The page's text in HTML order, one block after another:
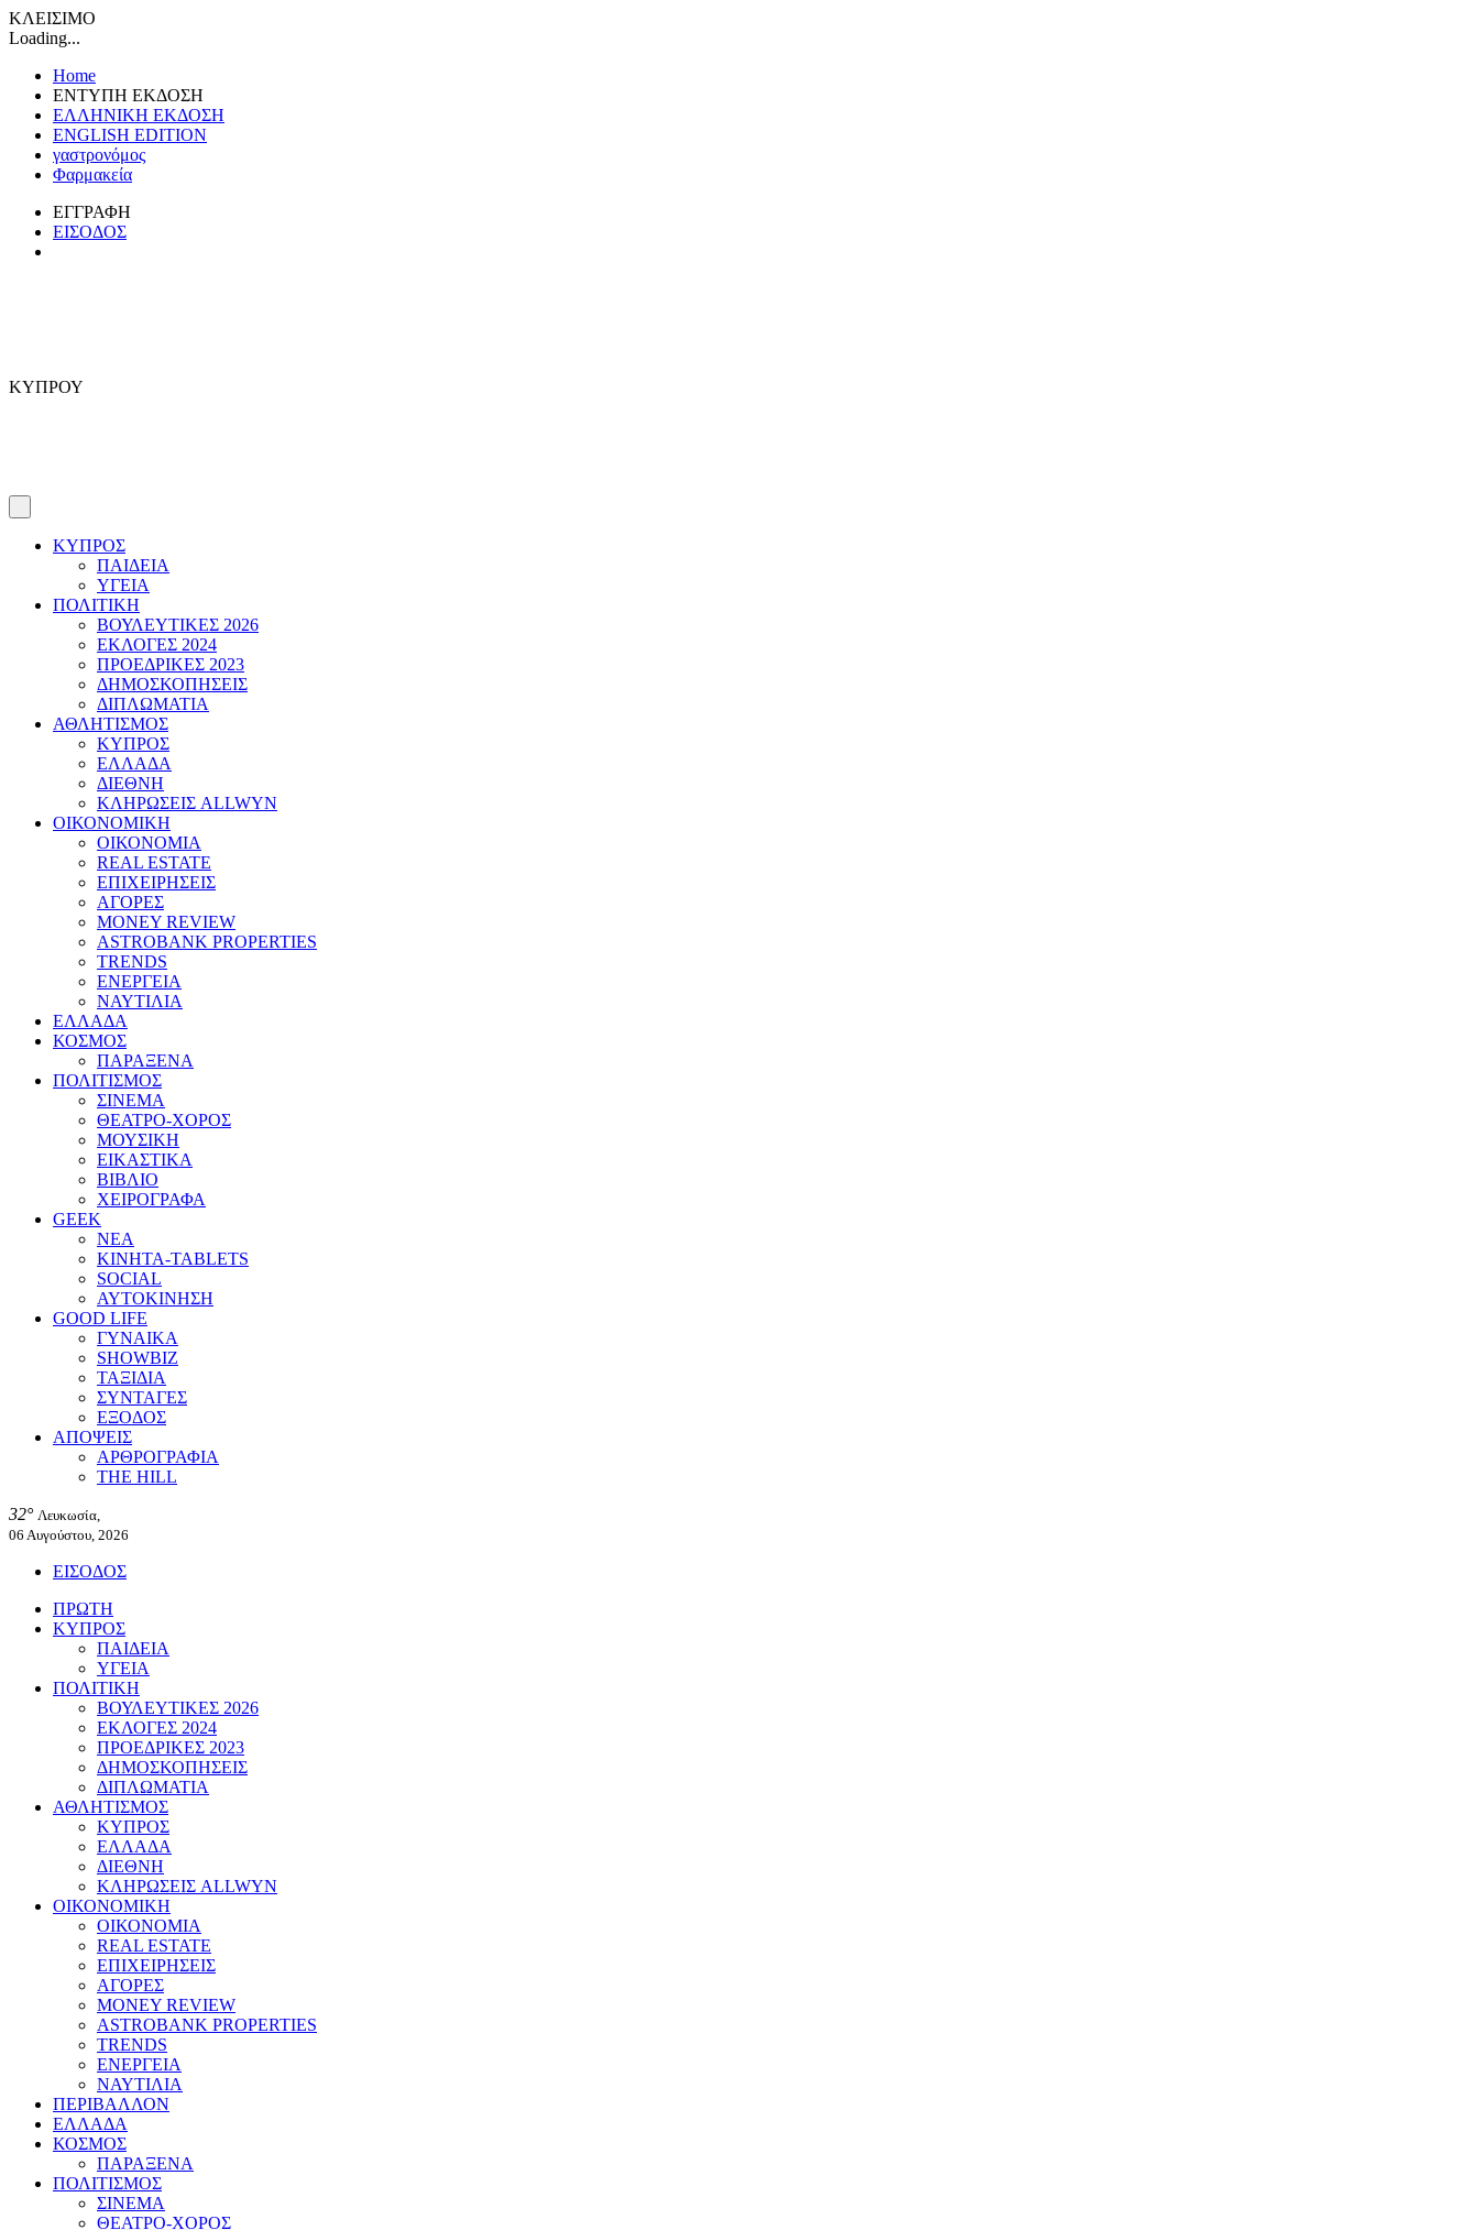
ΚΛΕΙΣΙΜΟ
Loading...
Home
ΕΝΤΥΠΗ ΕΚΔΟΣΗ
ΕΛΛΗΝΙΚΗ ΕΚΔΟΣΗ
ENGLISH EDITION
γαστρονόμος
Φαρμακεία
ΕΓΓΡΑΦΗ
ΕΙΣΟΔΟΣ
ΚΥΠΡΟΥ
ΚΥΠΡΟΣ
ΠΑΙΔΕΙΑ
ΥΓΕΙΑ
ΠΟΛΙΤΙΚΗ
ΒΟΥΛΕΥΤΙΚΕΣ 2026
ΕΚΛΟΓΕΣ 2024
ΠΡΟΕΔΡΙΚΕΣ 2023
ΔΗΜΟΣΚΟΠΗΣΕΙΣ
ΔΙΠΛΩΜΑΤΙΑ
ΑΘΛΗΤΙΣΜΟΣ
ΚΥΠΡΟΣ
ΕΛΛΑΔΑ
ΔΙΕΘΝΗ
ΚΛΗΡΩΣΕΙΣ ALLWYN
ΟΙΚΟΝΟΜΙΚΗ
ΟΙΚΟΝΟΜΙΑ
REAL ESTATE
ΕΠΙΧΕΙΡΗΣΕΙΣ
ΑΓΟΡΕΣ
MONEY REVIEW
ASTROBANK PROPERTIES
TRENDS
ΕΝΕΡΓΕΙΑ
ΝΑΥΤΙΛΙΑ
ΕΛΛΑΔΑ
ΚΟΣΜΟΣ
ΠΑΡΑΞΕΝΑ
ΠΟΛΙΤΙΣΜΟΣ
ΣΙΝΕΜΑ
ΘΕΑΤΡΟ-ΧΟΡΟΣ
ΜΟΥΣΙΚΗ
ΕΙΚΑΣΤΙΚΑ
ΒΙΒΛΙΟ
ΧΕΙΡΟΓΡΑΦΑ
GEEK
ΝΕΑ
ΚΙΝΗΤΑ-TABLETS
SOCIAL
ΑΥΤΟΚΙΝΗΣΗ
GOOD LIFE
ΓΥΝΑΙΚΑ
SHOWBIZ
ΤΑΞΙΔΙΑ
ΣΥΝΤΑΓΕΣ
ΕΞΟΔΟΣ
ΑΠΟΨΕΙΣ
ΑΡΘΡΟΓΡΑΦΙΑ
THE HILL
32° Λευκωσία,
06 Αυγούστου, 2026
ΕΙΣΟΔΟΣ
ΠΡΩΤΗ
ΚΥΠΡΟΣ
ΠΑΙΔΕΙΑ
ΥΓΕΙΑ
ΠΟΛΙΤΙΚΗ
ΒΟΥΛΕΥΤΙΚΕΣ 2026
ΕΚΛΟΓΕΣ 2024
ΠΡΟΕΔΡΙΚΕΣ 2023
ΔΗΜΟΣΚΟΠΗΣΕΙΣ
ΔΙΠΛΩΜΑΤΙΑ
ΑΘΛΗΤΙΣΜΟΣ
ΚΥΠΡΟΣ
ΕΛΛΑΔΑ
ΔΙΕΘΝΗ
ΚΛΗΡΩΣΕΙΣ ALLWYN
ΟΙΚΟΝΟΜΙΚΗ
ΟΙΚΟΝΟΜΙΑ
REAL ESTATE
ΕΠΙΧΕΙΡΗΣΕΙΣ
ΑΓΟΡΕΣ
MONEY REVIEW
ASTROBANK PROPERTIES
TRENDS
ΕΝΕΡΓΕΙΑ
ΝΑΥΤΙΛΙΑ
ΠΕΡΙΒΑΛΛΟΝ
ΕΛΛΑΔΑ
ΚΟΣΜΟΣ
ΠΑΡΑΞΕΝΑ
ΠΟΛΙΤΙΣΜΟΣ
ΣΙΝΕΜΑ
ΘΕΑΤΡΟ-ΧΟΡΟΣ